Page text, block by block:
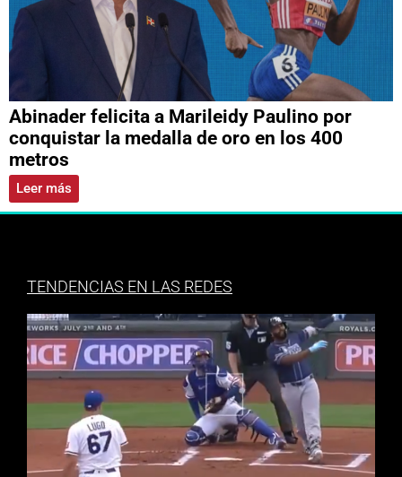
Abinader felicita a Marileidy Paulino por
conquistar la medalla de oro en los 400
metros
Leer más
TENDENCIAS EN LAS REDES